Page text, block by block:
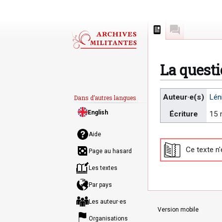
La
Aller
Aller
Auteur·e(s)
Écriture
15
Ce texte
Page
Aide
Page au hasard
Les textes
Par pays
Les auteur·es
Organisations
Dans d’autres langues
English
Version mobile